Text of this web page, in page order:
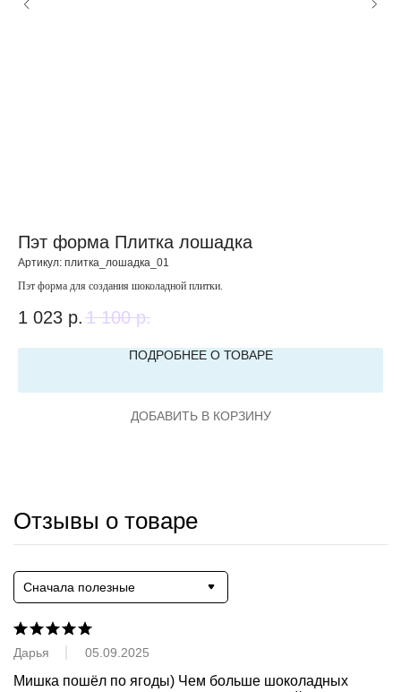
Пэт форма Плитка лошадка
Артикул: плитка_лошадка_01
Пэт форма для создания шоколадной плитки.
1 023 р. 1 100 р.
ПОДРОБНЕЕ О ТОВАРЕ
ДОБАВИТЬ В КОРЗИНУ
Отзывы о товаре
Сначала полезные
Дарья 05.09.2025
Мишка пошёл по ягоды) Чем больше шоколадных